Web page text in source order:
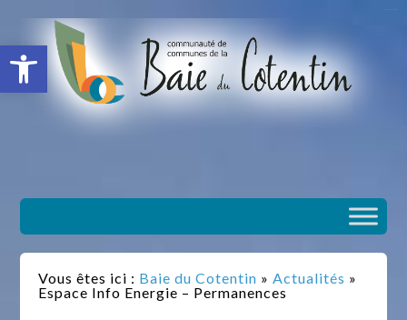
Ouvrir la barre d’outils
Vous êtes ici : Baie du Cotentin »Actualités »
Espace Info Energie – Permanences